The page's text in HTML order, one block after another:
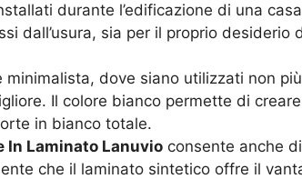
durante l’edificazione di una
dall’usura, sia per il proprio desiderio
dove siano utilizzati non
Il colore bianco permette di
in bianco totale.
In Laminato Lanuvio consente anche
che il laminato sintetico offre il